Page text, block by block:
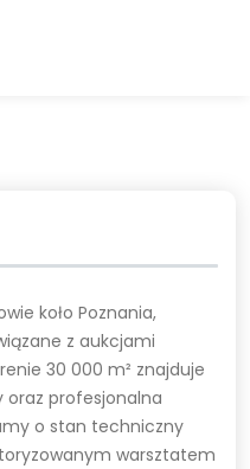
koło Poznania,
z aukcjami
30 000 m² znajduje
oraz profesjonalna
o stan techniczny
warsztatem